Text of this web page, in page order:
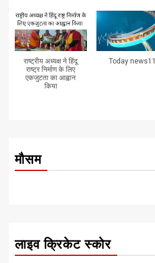
राष्ट्रीय अध्यक्ष ने हिंदू
राष्ट्र निर्माण के लिए
एकजुटता का आह्वान
किया
Today news11
मौसम
लाइव क्रिकेट स्कोर